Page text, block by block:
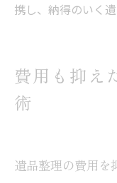
携し、納得のいく
費用も抑え
術
遺品整理の費用を